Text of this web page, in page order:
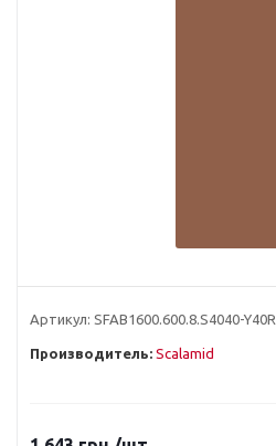
Артикул: SFAB1600.600.8.S4040-Y40R
Производитель: Scalamid